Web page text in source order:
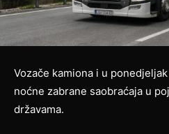
Vozače kamiona i u
noćne zabrane saobraćaja u
državama.